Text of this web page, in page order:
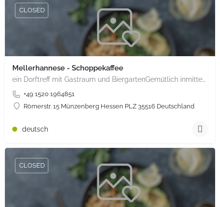
Mellerhannese - Schoppekaffee
ein Dorftreff mit Gastraum und BiergartenGemütlich inmitten unserem idyllischen Trais Münzenberg, entlang…
+49 1520 1964851
Römerstr. 15 Münzenberg Hessen PLZ 35516 Deutschland
CLOSED
deutsch
CLOSED